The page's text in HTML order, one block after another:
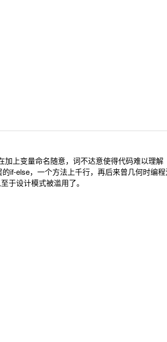
上变量命名随意，词不达意使得代码难以理解
if-else，一个方法上千行，再后来曾几何时编
于设计模式被滥用了。